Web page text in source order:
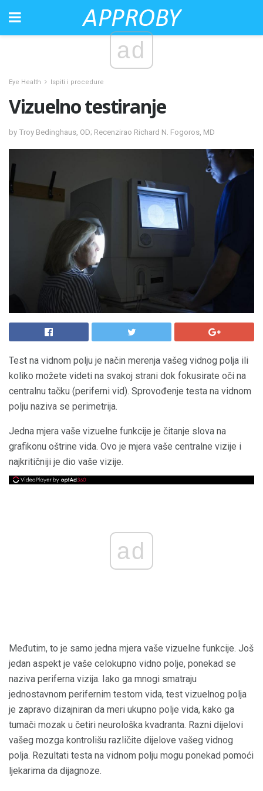
ad
Eye Health Ispiti i procedure
Vizuelno testiranje
by Troy Bedinghaus, OD; Recenzirao Richard N. Fogoros, MD
Test na vidnom polju je način merenja vašeg vidnog polja ili
koliko možete videti na svakoj strani dok fokusirate oči na
centralnu tačku (periferni vid). Sprovođenje testa na vidnom
polju naziva se perimetrija.
Jedna mjera vaše vizuelne funkcije je čitanje slova na
grafikonu oštrine vida. Ovo je mjera vaše centralne vizije i
najkritičniji je dio vaše vizije.
ad
Međutim, to je samo jedna mjera vaše vizuelne funkcije. Još
jedan aspekt je vaše celokupno vidno polje, ponekad se
naziva periferna vizija. Iako ga mnogi smatraju
jednostavnom perifernim testom vida, test vizuelnog polja
je zapravo dizajniran da meri ukupno polje vida, kako ga
tumači mozak u četiri neurološka kvadranta. Razni dijelovi
vašeg mozga kontrolišu različite dijelove vašeg vidnog
polja. Rezultati testa na vidnom polju mogu ponekad pomoći
ljekarima da dijagnoze.